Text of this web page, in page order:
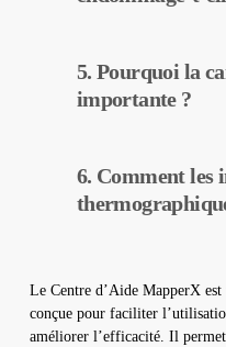
elle peut donc être réalisée
dans votre centrale. Elle
5. Pourquoi la
importante ?
précision les températures
solaires. Elles aident à la
6. Comment les
notre logiciel, qui génère
utilisés pour améliorer
réduire les coûts
Le Centre d’Aide MapperX est
conçue pour faciliter
améliorer l’efficacité. Il